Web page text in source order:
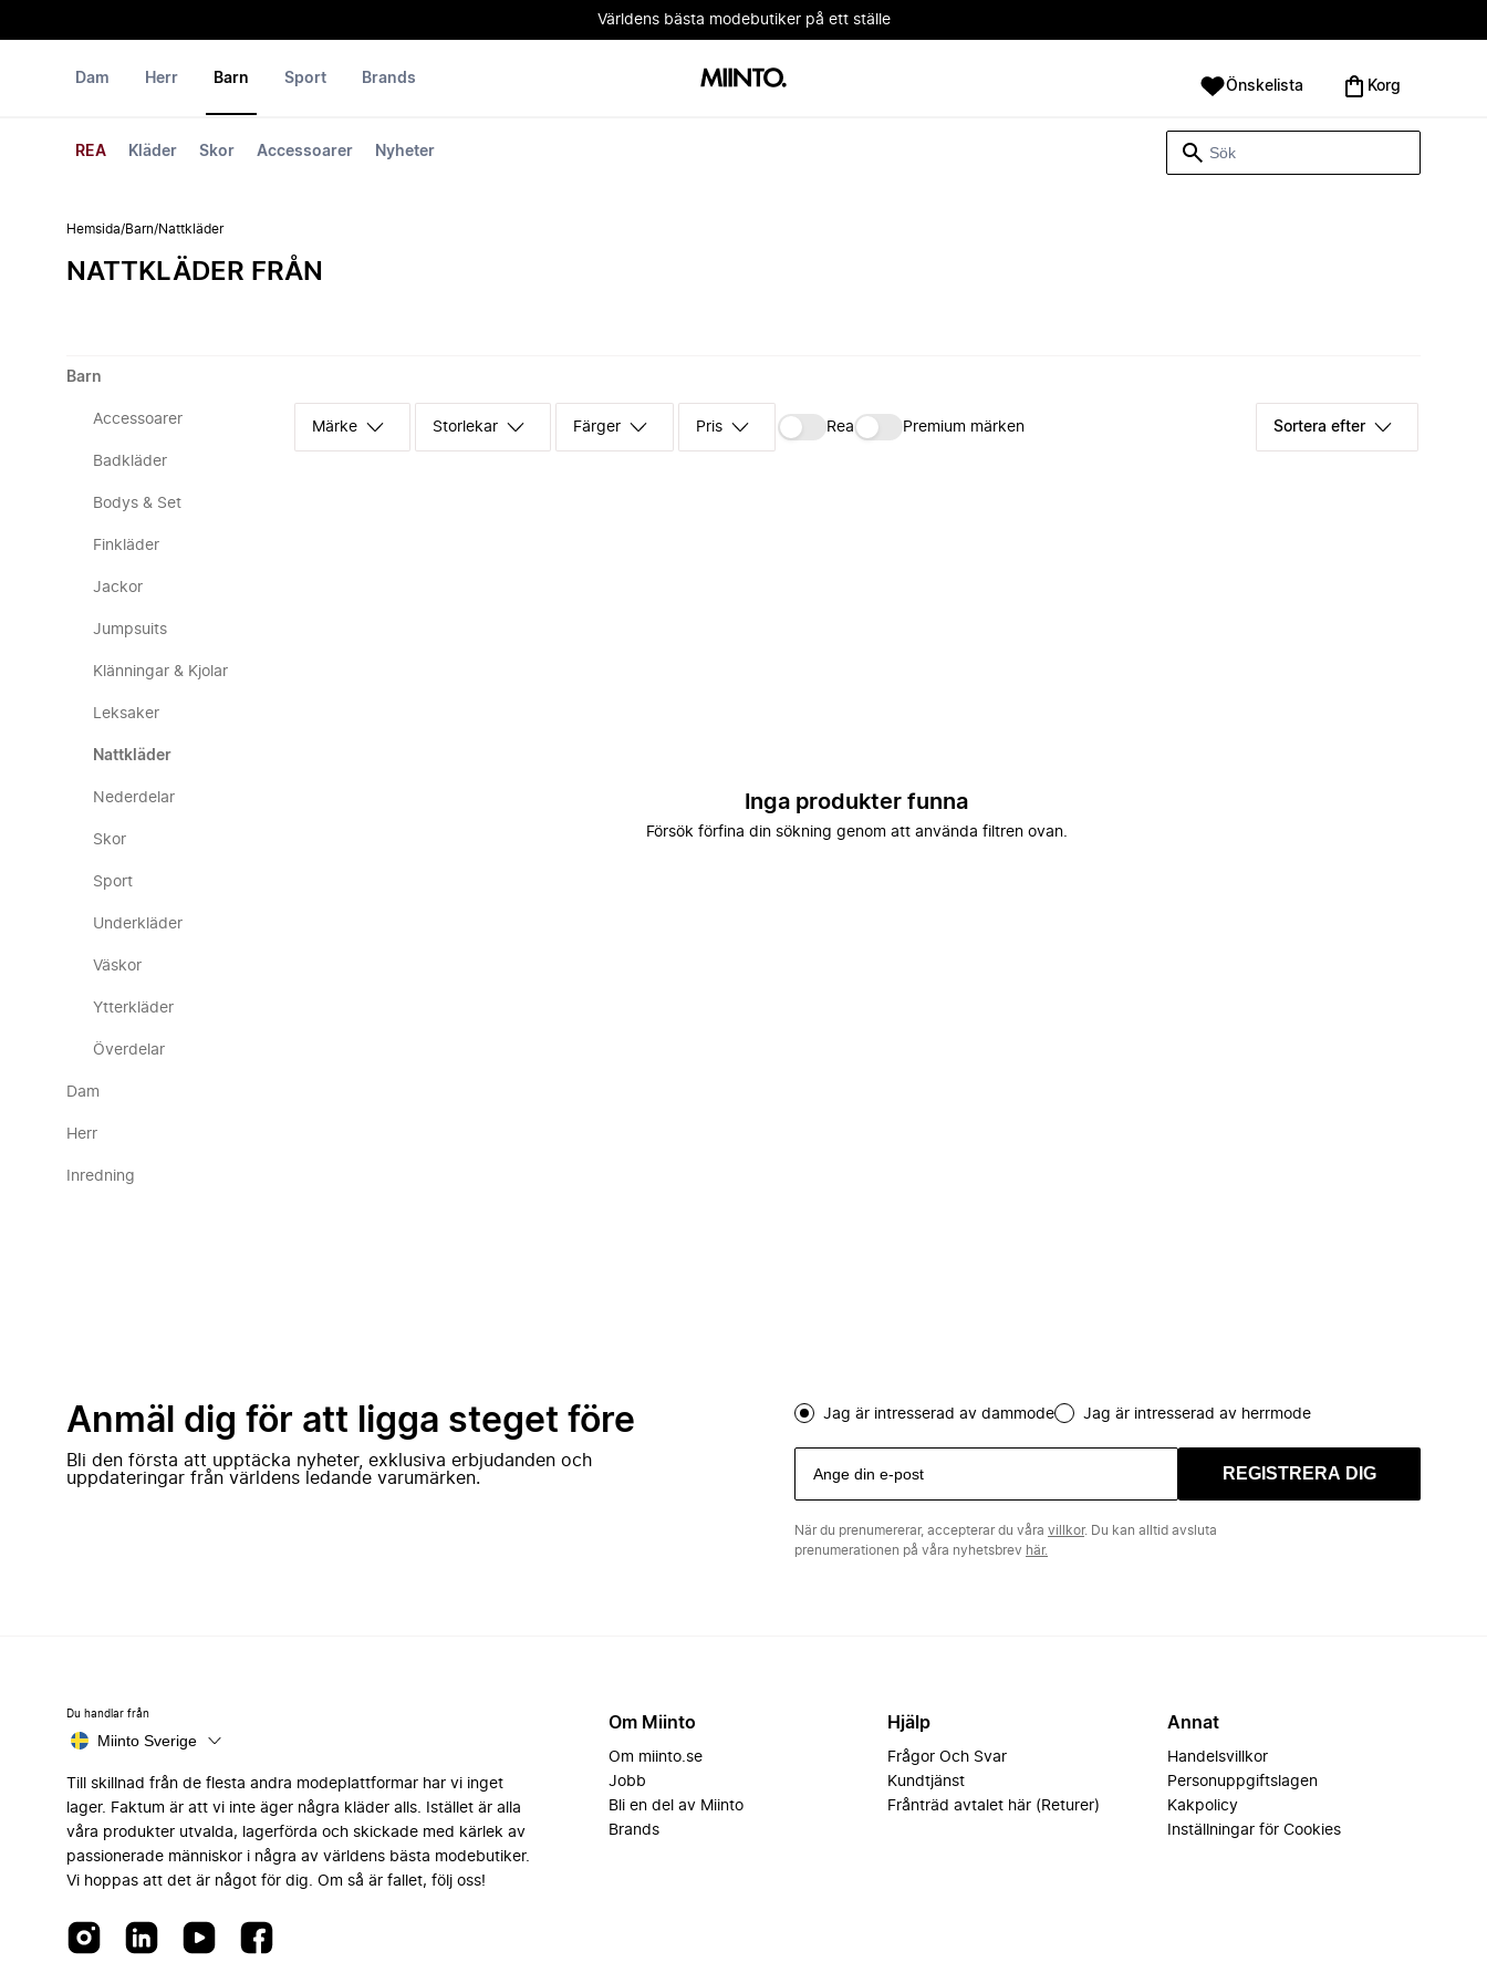
Världens bästa modebutiker på ett ställe
Dam Herr Barn
REA Kläder Skor Accessoarer Nyheter
Sport Brands Önskelista Korg
Hemsida/Barn/Nattkläder
NATTKLÄDER FRÅN
Barn
Accessoarer
Badkläder
Bodys & Set
Finkläder
Jackor
Jumpsuits
Klänningar & Kjolar
Leksaker
Nattkläder
Nederdelar
Skor
Sport
Underkläder
Väskor
Ytterkläder
Överdelar
Dam
Herr
Inredning
Märke Storlekar Färger Pris Rea Premium märken Sortera efter
Inga produkter funna
Försök förfina din sökning genom att använda filtren ovan.
Anmäl dig för att ligga steget före
Bli den första att upptäcka nyheter, exklusiva erbjudanden och
uppdateringar från världens ledande varumärken.
Jag är intresserad av dammode Jag är intresserad av herrmode
REGISTRERA DIG
När du prenumererar, accepterar du våra villkor. Du kan alltid avsluta
prenumerationen på våra nyhetsbrev här.
Du handlar från
Miinto Sverige
Till skillnad från de flesta andra modeplattformar har vi inget
lager. Faktum är att vi inte äger några kläder alls. Istället är alla
våra produkter utvalda, lagerförda och skickade med kärlek av
passionerade människor i några av världens bästa modebutiker.
Vi hoppas att det är något för dig. Om så är fallet, följ oss!
Om Miinto
Om miinto.se
Jobb
Bli en del av Miinto
Brands
Hjälp
Frågor Och Svar
Kundtjänst
Frånträd avtalet här (Returer)
Annat
Handelsvillkor
Personuppgiftslagen
Kakpolicy
Inställningar för Cookies